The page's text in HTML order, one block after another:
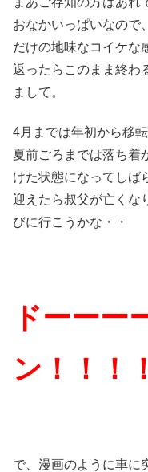
おなかいっぱいなので
だけの地味なコイケな
返ったらこのまま終わ
まして。
4月までは年初から移
夏前ごろまでは落ち着
けた状態になってしば
迎えたら叔父が亡くな
びに行こうかな・・
ドーーー
ン！！！
で、漫画のように車に